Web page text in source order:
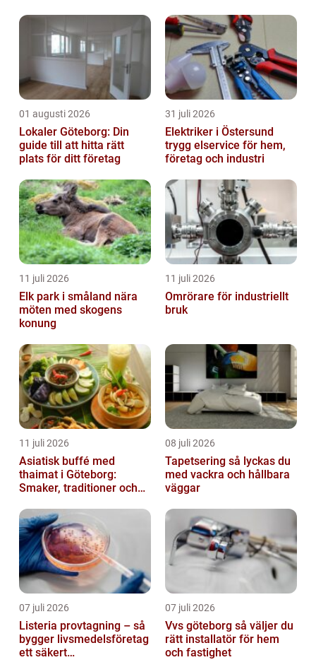
surmulen person som helst riktigt ...
01 augusti 2026
Lokaler Göteborg: Din
guide till att hitta rätt
plats för ditt företag
31 juli 2026
Elektriker i Östersund
trygg elservice för hem,
företag och industri
11 juli 2026
Elk park i småland nära
möten med skogens
konung
11 juli 2026
Omrörare för industriellt
bruk
11 juli 2026
Asiatisk buffé med
thaimat i Göteborg:
Smaker, traditioner och
08 juli 2026
Tapetsering så lyckas du
med vackra och hållbara
väggar
07 juli 2026
Listeria provtagning – så
bygger livsmedelsföretag
ett säkert
07 juli 2026
Vvs göteborg så väljer du
rätt installatör för hem
och fastighet